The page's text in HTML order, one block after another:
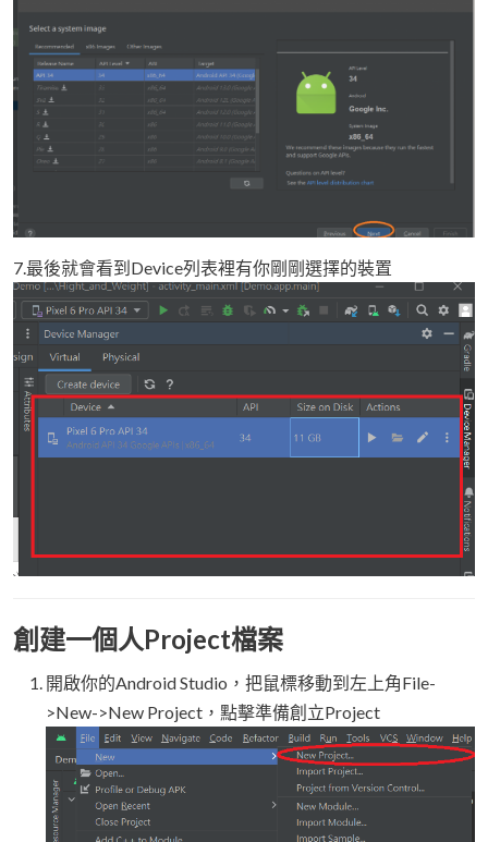
7.最後就會看到Device列表裡有你剛剛選擇的裝置
創建一個人Project檔案
開啟你的Android Studio，把鼠標移動到左上角File-
>New->New Project，點擊準備創立Project